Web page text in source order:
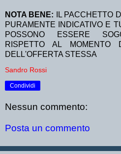
NOTA BENE:
IL PACCHETTO
PURAMENTE INDICATIVO E
POSSONO ESSERE
RISPETTO AL MOMENTO
DELL'OFFERTA STESSA
Sandro Rossi
Condividi
Nessun commento:
Posta un commento